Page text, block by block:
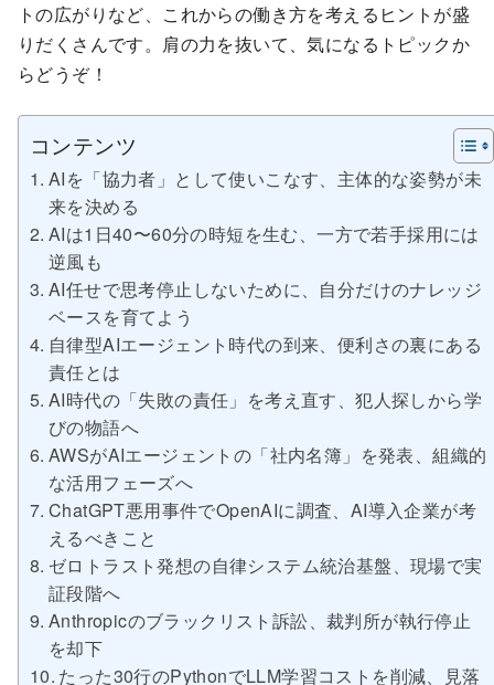
トの広がりなど、これからの働き方を考えるヒントが盛
りだくさんです。肩の力を抜いて、気になるトピックか
らどうぞ！
コンテンツ
AIを「協力者」として使いこなす、主体的な姿勢が未
来を決める
AIは1日40〜60分の時短を生む、一方で若手採用には
逆風も
AI任せで思考停止しないために、自分だけのナレッジ
ベースを育てよう
自律型AIエージェント時代の到来、便利さの裏にある
責任とは
AI時代の「失敗の責任」を考え直す、犯人探しから学
びの物語へ
AWSがAIエージェントの「社内名簿」を発表、組織的
な活用フェーズへ
ChatGPT悪用事件でOpenAIに調査、AI導入企業が考
えるべきこと
ゼロトラスト発想の自律システム統治基盤、現場で実
証段階へ
Anthropicのブラックリスト訴訟、裁判所が執行停止
を却下
たった30行のPythonでLLM学習コストを削減、見落